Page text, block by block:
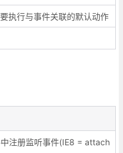
执行与事件关联的默认动作
注册监听事件(IE8 = attach